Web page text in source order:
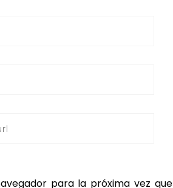
para la próxima vez que